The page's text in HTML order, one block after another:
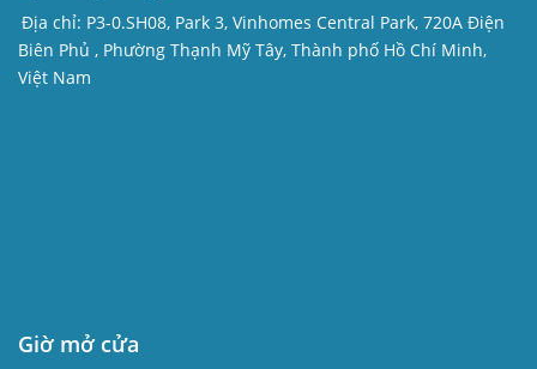
Địa chỉ: P3-0.SH08, Park 3, Vinhomes Central Park, 720A Điện
Biên Phủ , Phường Thạnh Mỹ Tây, Thành phố Hồ Chí Minh,
Việt Nam
Giờ mở cửa